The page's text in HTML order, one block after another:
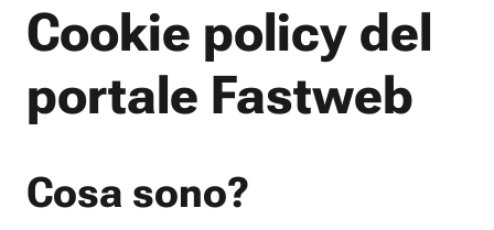
Cookie policy del
portale Fastweb
Cosa sono?